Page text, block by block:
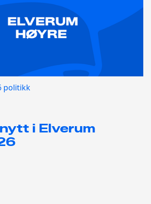
politikk
i Elverum